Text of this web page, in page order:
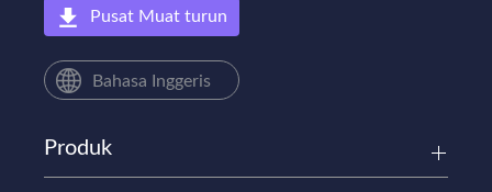
Pusat Muat turun
Bahasa Inggeris
Produk